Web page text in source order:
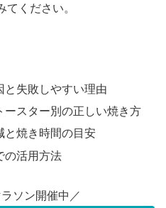
ください。
と失敗しやすい理由
ースター別の正しい焼き方
と焼き時間の目安
の活用方法
ソン開催中／